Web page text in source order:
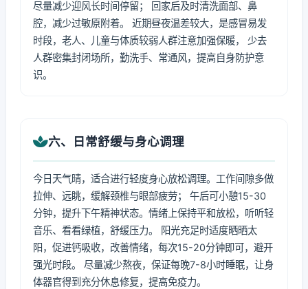
尽量减少迎风长时间停留； 回家后及时清洗面部、鼻
腔，减少过敏原附着。 近期昼夜温差较大，是感冒易发
时段，老人、儿童与体质较弱人群注意加强保暖， 少去
人群密集封闭场所，勤洗手、常通风，提高自身防护意
识。
六、日常舒缓与身心调理
今日天气晴，适合进行轻度身心放松调理。工作间隙多做
拉伸、远眺，缓解颈椎与眼部疲劳； 午后可小憩15-30
分钟，提升下午精神状态。情绪上保持平和放松，听听轻
音乐、看看绿植，舒缓压力。 阳光充足时适度晒晒太
阳，促进钙吸收，改善情绪，每次15-20分钟即可，避开
强光时段。 尽量减少熬夜，保证每晚7-8小时睡眠，让身
体器官得到充分休息修复，提高免疫力。